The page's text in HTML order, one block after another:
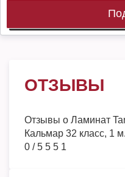
ОТЗЫВЫ
Отзывы о Ламинат
Кальмар 32 класс, 1
0 /5 5 5 1